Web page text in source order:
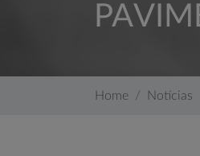
Home Notícias